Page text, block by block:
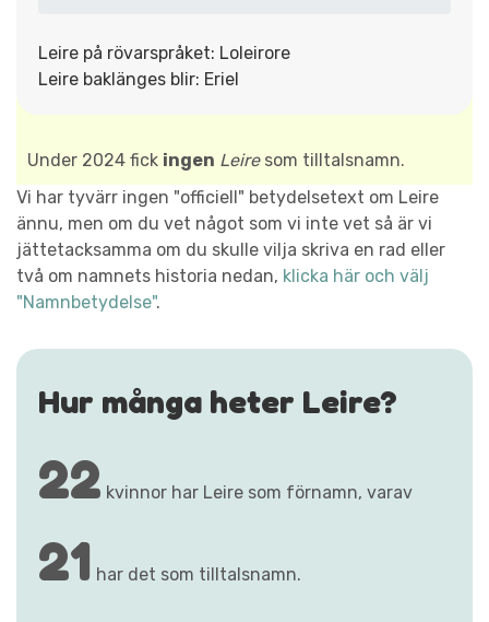
Leire på rövarspråket: Loleirore
Leire baklänges blir: Eriel
Under 2024 fick ingen Leiresom tilltalsnamn.
Vi har tyvärr ingen "officiell" betydelsetext om Leire
ännu, men om du vet något som vi inte vet så är vi
jättetacksamma om du skulle vilja skriva en rad eller
två om namnets historia nedan, klicka här och välj
"Namnbetydelse".
Hur många heter Leire?
22 kvinnor har Leire som förnamn, varav
21 har det som tilltalsnamn.